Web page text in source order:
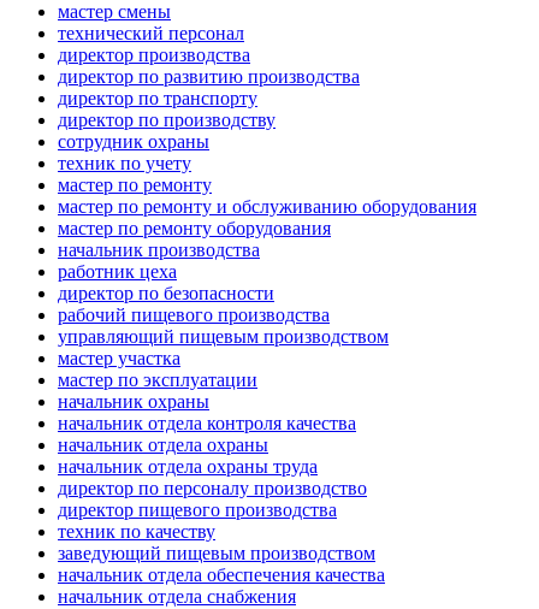
мастер смены
технический персонал
директор производства
директор по развитию производства
директор по транспорту
директор по производству
сотрудник охраны
техник по учету
мастер по ремонту
мастер по ремонту и обслуживанию оборудования
мастер по ремонту оборудования
начальник производства
работник цеха
директор по безопасности
рабочий пищевого производства
управляющий пищевым производством
мастер участка
мастер по эксплуатации
начальник охраны
начальник отдела контроля качества
начальник отдела охраны
начальник отдела охраны труда
директор по персоналу производство
директор пищевого производства
техник по качеству
заведующий пищевым производством
начальник отдела обеспечения качества
начальник отдела снабжения